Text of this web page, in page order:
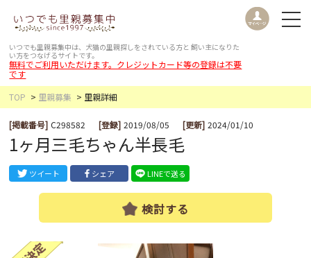
いつでも里親募集中は、犬猫の里親探しをされている方と 飼い主になりた
い方をつなげるサイトです。
無料でご利用いただけます。クレジットカード等の登録は不要
です
TOP
里親募集 里親詳細
[掲載番号] C298582 [登録] 2019/08/05 [更新] 2024/01/10
1ヶ月三毛ちゃん半長毛
ツイート シェア LINEで送る
検討する